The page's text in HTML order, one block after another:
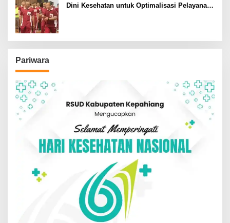
Dini Kesehatan untuk Optimalisasi Pelayanan
Pariwara